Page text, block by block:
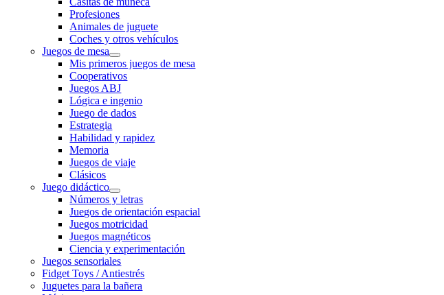
Profesiones
Animales de juguete
Coches y otros vehículos
Juegos de mesa
Mis primeros juegos de mesa
Cooperativos
Juegos ABJ
Lógica e ingenio
Juego de dados
Estrategia
Habilidad y rapidez
Memoria
Juegos de viaje
Clásicos
Juego didáctico
Números y letras
Juegos de orientación espacial
Juegos motricidad
Juegos magnéticos
Ciencia y experimentación
Juegos sensoriales
Fidget Toys / Antiestrés
Juguetes para la bañera